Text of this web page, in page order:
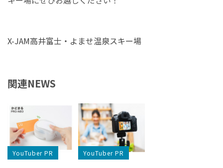
X-JAM高井富士・よませ温泉スキー場
関連NEWS
YouTuber PR YouTuber PR